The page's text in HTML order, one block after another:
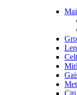
Citi